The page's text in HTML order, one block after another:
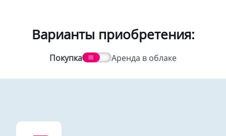
Варианты приобретения:
Покупка Аренда в облаке